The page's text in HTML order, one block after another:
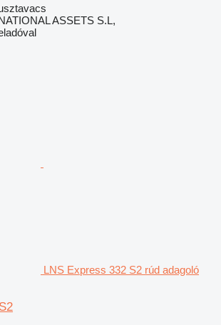
ASSETS S.L,
LNS Express 332 S2 rúd adagoló